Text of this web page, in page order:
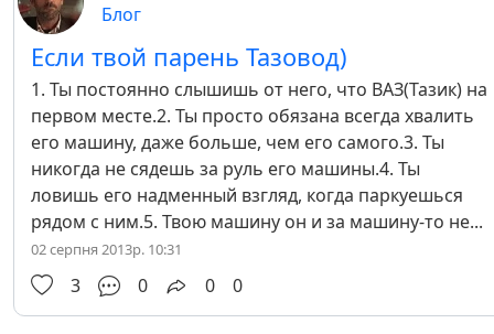
Блог
Если твой парень Тазовод)
1. Ты постоянно слышишь от него, что ВАЗ(Тазик) на
первом месте.2. Ты просто обязана всегда хвалить
его машину, даже больше, чем его самого.3. Ты
никогда не сядешь за руль его машины.4. Ты
ловишь его надменный взгляд, когда паркуешься
рядом с ним.5. Твою машину он и за машину-то не...
02 серпня 2013р. 10:31
3 0 0 0